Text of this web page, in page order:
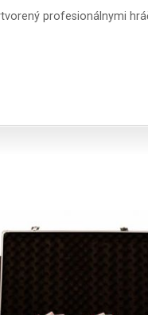
profesionálnymi